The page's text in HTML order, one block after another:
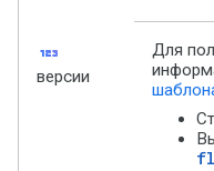
123
версии
Для